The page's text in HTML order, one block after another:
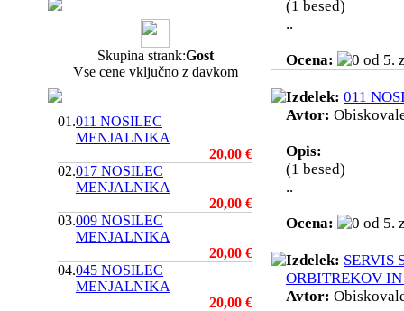
Skupina strank:Gost
Vse cene vključno z davkom
01.011 NOSILEC
MENJALNIKA
20,00 €
02.017 NOSILEC
MENJALNIKA
20,00 €
03.009 NOSILEC
MENJALNIKA
20,00 €
04.045 NOSILEC
MENJALNIKA
20,00 €
(1 besed)
..
Ocena:
Izdelek: 011
Avtor:
Opis:
(1 besed)
..
Ocena:
Izdelek: SERVIS
ORBITREKOV
Avtor: